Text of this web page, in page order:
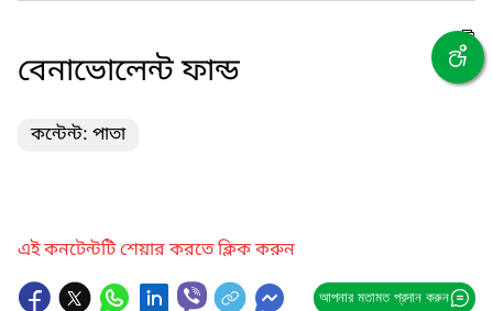
বেনাভোলেন্ট ফান্ড
কন্টেন্ট: পাতা
এই কনটেন্টটি শেয়ার করতে ক্লিক করুন
আপনার মতামত প্রদান করুন